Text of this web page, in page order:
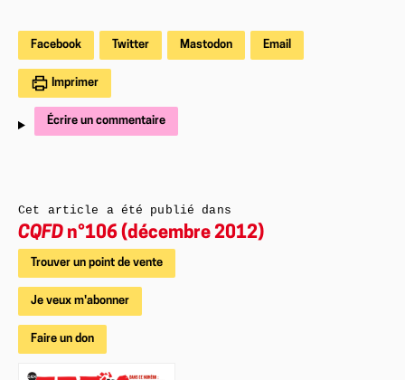
Facebook Twitter Mastodon Email
Imprimer
Écrire un commentaire
Cet article a été publié dans
CQFD n°106 (décembre 2012)
Trouver un point de vente
Je veux m'abonner
Faire un don